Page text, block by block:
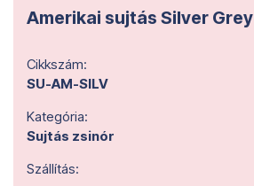
Amerikai sujtás Silver Grey
Cikkszám:
SU-AM-SILV
Kategória:
Sujtás zsinór
Szállítás: